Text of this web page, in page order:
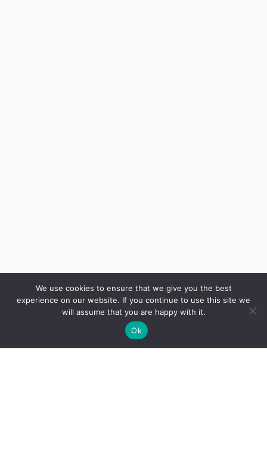
We use cookies to ensure that we give you the best
experience on our website. If you continue to use this site we
will assume that you are happy with it.
Ok